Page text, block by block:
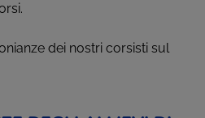
dei nostri corsisti sul